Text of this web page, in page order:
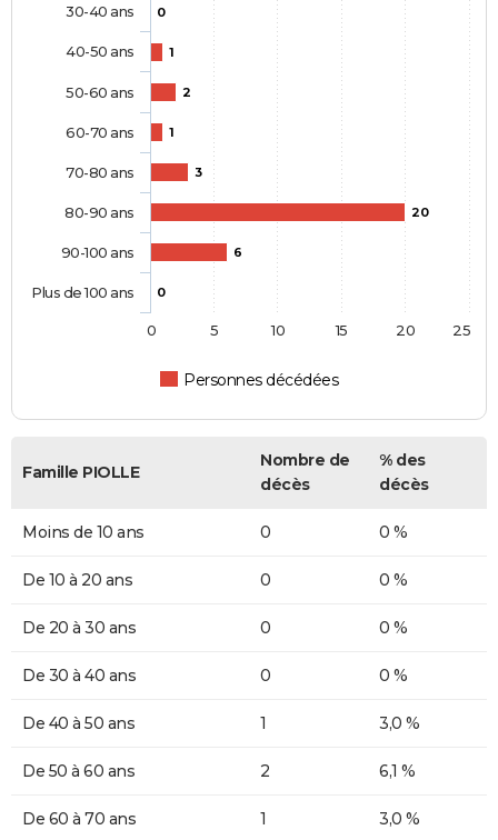
0
1
2
1
3
20
6
0
Personnes décédées
30-40 ans
40-50 ans
50-60 ans
60-70 ans
70-80 ans
80-90 ans
90-100 ans
Plus de 100 ans
0 5 10 15 20 25
Famille PIOLLE
Nombre de
décès
% des
décès
Moins de 10 ans 0 0 %
De 10 à 20 ans 0 0 %
De 20 à 30 ans 0 0 %
De 30 à 40 ans 0 0 %
De 40 à 50 ans 1 3,0 %
De 50 à 60 ans 2 6,1 %
De 60 à 70 ans 1 3,0 %